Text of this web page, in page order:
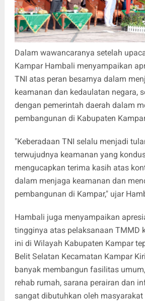
Dalam wawancaranya setelah
Kampar Hambali menyampaikan
TNI atas peran besarnya dalam
keamanan dan kedaulatan negara,
dengan pemerintah daerah dalam
pembangunan di Kabupaten
"Keberadaan TNI selalu menjadi
terwujudnya keamanan yang
mengucapkan terima kasih atas
dalam menjaga keamanan dan
pembangunan di Kampar," ujar
Hambali juga menyampaikan
tingginya atas pelaksanaan TMMD
ini di Wilayah Kabupaten Kampar
Belit Selatan Kecamatan Kampar
banyak membangun fasilitas
rehab rumah, sarana perairan dan
sangat dibutuhkan oleh masyarakat